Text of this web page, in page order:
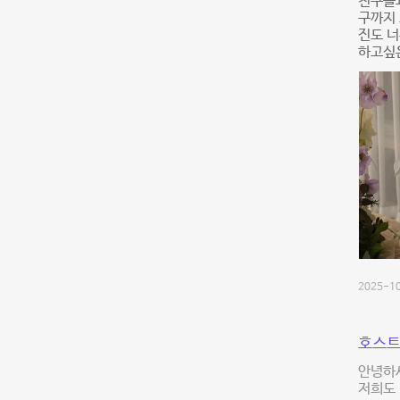
구까지
진도
하고싶
2025-
호스
안녕하
저희